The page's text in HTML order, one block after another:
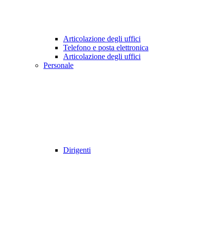
Articolazione degli uffici
Telefono e posta elettronica
Articolazione degli uffici
Personale
Dirigenti